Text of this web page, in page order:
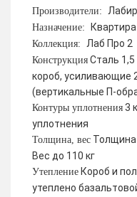
Производители:
Назначение: Квартира
Коллекция: Лаб Про 2
Конструкция Сталь
короб, усиливающие
(вертикальные П-
Контуры уплотнения 3
уплотнения
Толщина, вес Толщина
Вес до 110 кг
Утепление Короб и
утеплено